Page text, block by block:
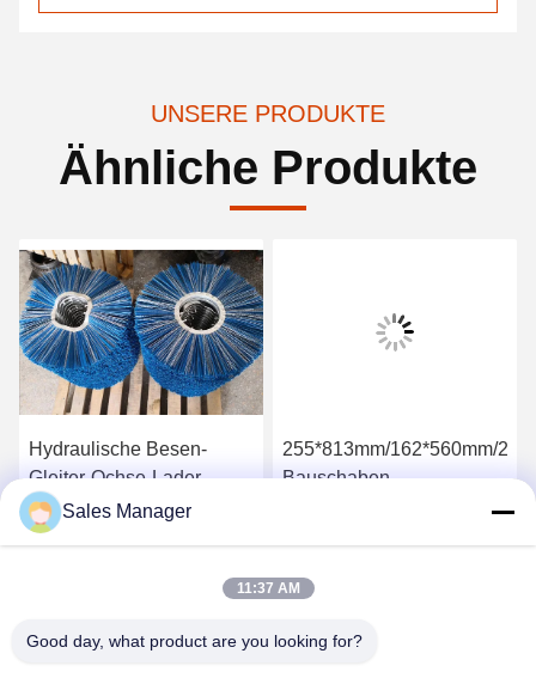
UNSERE PRODUKTE
Ähnliche Produkte
Hydraulische Besen-
Gleiter-Ochse-Lader-
Macht-Kehrmaschine-
Bürste
Erhalten Sie besten Preis
255*813mm/162*560mm/
Bauschaben
Sales Manager
11:37 AM
Good day, what product are you looking for?